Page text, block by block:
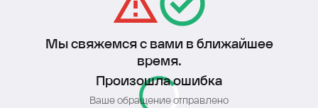
Мы свяжемся с вами в ближайшее
время.
Произошла ошибка
Ваше обращение отправлено